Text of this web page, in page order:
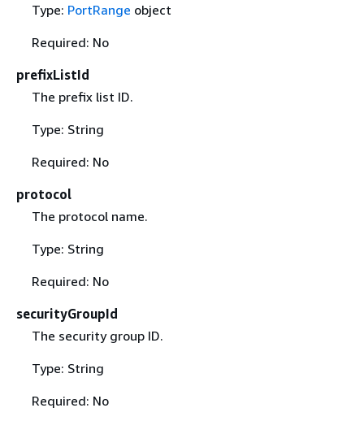
Type: PortRange object
Required: No
prefixListId
The prefix list ID.
Type: String
Required: No
protocol
The protocol name.
Type: String
Required: No
securityGroupId
The security group ID.
Type: String
Required: No